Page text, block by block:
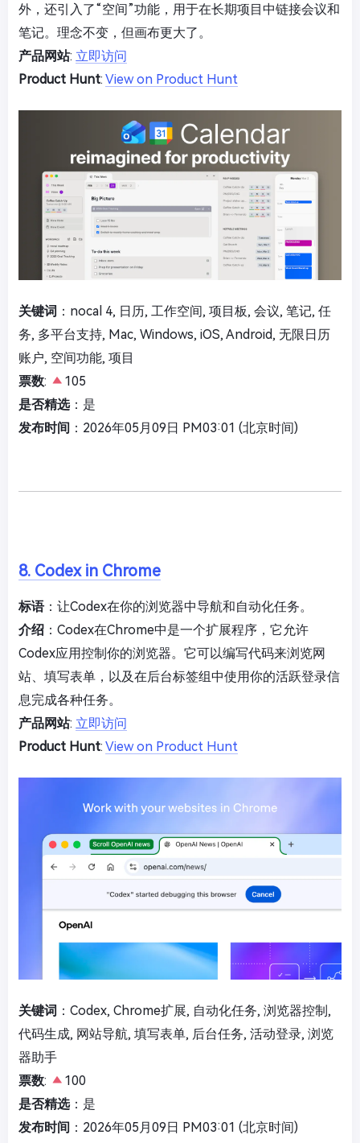
外，还引入了“空间”功能，用于在长期项目中链接会议和
笔记。理念不变，但画布更大了。
产品网站: 立即访问
Product Hunt: View on Product Hunt
关键词 ：nocal 4, 日历, 工作空间, 项目板, 会议, 笔记, 任
务, 多平台支持, Mac, Windows, iOS, Android, 无限日历
账户, 空间功能, 项目
票数:
105
是否精选：是
发布时间 ：2026年05月09日 PM03:01 (北京时间)
8. Codex in Chrome
标语：让Codex在你的浏览器中导航和自动化任务。
介绍 ：Codex在Chrome中是一个扩展程序，它允许
Codex应用控制你的浏览器。它可以编写代码来浏览网
站、填写表单，以及在后台标签组中使用你的活跃登录信
息完成各种任务。
产品网站: 立即访问
Product Hunt: View on Product Hunt
关键词 ：Codex, Chrome扩展, 自动化任务, 浏览器控制,
代码生成, 网站导航, 填写表单, 后台任务, 活动登录, 浏览
器助手
票数:
100
是否精选：是
发布时间 ：2026年05月09日 PM03:01 (北京时间)